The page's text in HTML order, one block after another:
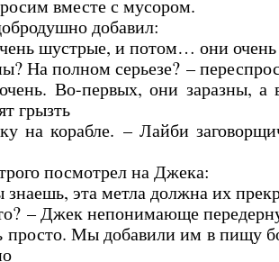
вместе с мусором.
добавил:
шустрые, и потом… они
На полном серьезе? –
Во-первых, они заразны, а
грызть
на корабле. – Лайби
посмотрел на Джека:
эта метла должна их
– Джек непонимающе
Мы добавили им в пищу